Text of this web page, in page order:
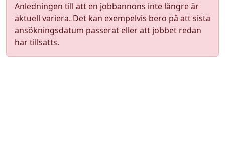
Anledningen till att en jobbannons inte längre är
aktuell variera. Det kan exempelvis bero på att sista
ansökningsdatum passerat eller att jobbet redan
har tillsatts.